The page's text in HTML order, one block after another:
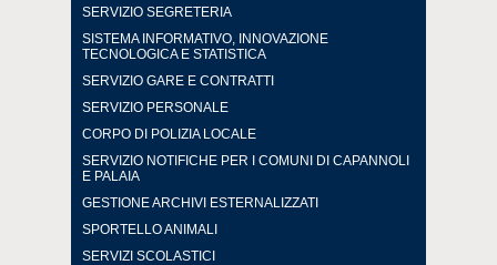
SERVIZIO SEGRETERIA
SISTEMA INFORMATIVO, INNOVAZIONE
TECNOLOGICA E STATISTICA
SERVIZIO GARE E CONTRATTI
SERVIZIO PERSONALE
CORPO DI POLIZIA LOCALE
SERVIZIO NOTIFICHE PER I COMUNI DI CAPANNOLI
E PALAIA
GESTIONE ARCHIVI ESTERNALIZZATI
SPORTELLO ANIMALI
SERVIZI SCOLASTICI